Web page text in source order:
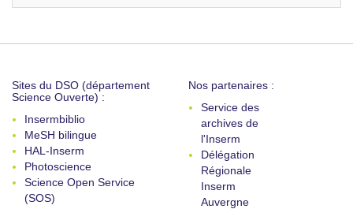
Sites du DSO (département
Science Ouverte) :
Insermbiblio
MeSH bilingue
HAL-Inserm
Photoscience
Science Open Service
(SOS)
Nos partenaires :
Service des
archives de
l'Inserm
Délégation
Régionale
Inserm
Auvergne